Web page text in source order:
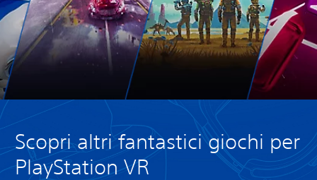
Scopri altri fantastici giochi per
PlayStation VR